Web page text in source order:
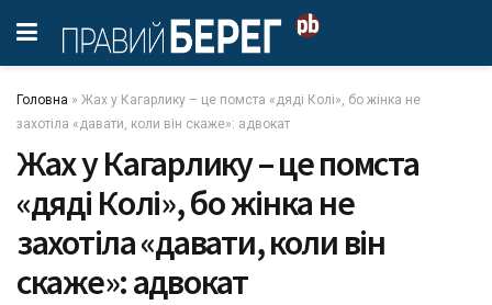
Головна » Жах у Кагарлику – це помста «дяді Колі», бо жінка не
захотіла «давати, коли він скаже»: адвокат
Жах у Кагарлику – це помста
«дяді Колі», бо жінка не
захотіла «давати, коли він
скаже»: адвокат